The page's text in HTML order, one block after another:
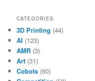
CATEGORIES
3D Printing (44)
AI (123)
AMR (3)
Art (31)
Cobots (60)